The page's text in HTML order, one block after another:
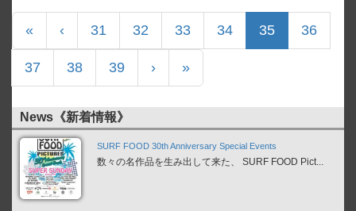
« ‹ 31 32 33 34 35 36
37 38 39 › »
News《新着情報》
SURF FOOD 30th Anniversary Special Events
数々の名作品を生み出して来た、 SURF FOOD Pict...